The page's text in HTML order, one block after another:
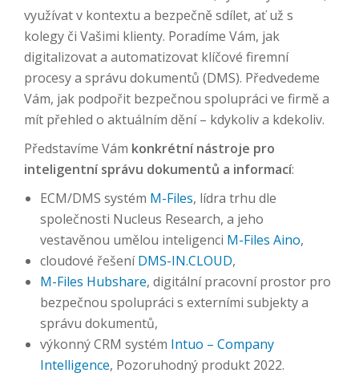
využívat v kontextu a bezpečně sdílet, ať už s
kolegy či Vašimi klienty. Poradíme Vám, jak
digitalizovat a automatizovat klíčové firemní
procesy a správu dokumentů (DMS). Předvedeme
Vám, jak podpořit bezpečnou spolupráci ve firmě a
mít přehled o aktuálním dění – kdykoliv a kdekoliv.
Představíme Vám konkrétní nástroje pro
inteligentní správu dokumentů a informací:
ECM/DMS systém M-Files, lídra trhu dle
společnosti Nucleus Research, a jeho
vestavěnou umělou inteligenci M-Files Aino,
cloudové řešeníDMS-IN.CLOUD,
M-Files Hubshare, digitální pracovní prostor pro
bezpečnou spolupráci s externími subjekty a
správu dokumentů,
výkonný CRM systém Intuo – Company
Intelligence, Pozoruhodný produkt 2022.